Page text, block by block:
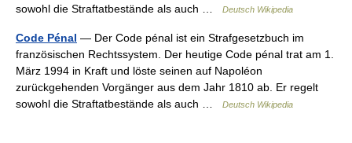
sowohl die Straftatbestände als auch …
Deutsch Wikipedia
Code Pénal — Der Code pénal ist ein Strafgesetzbuch im
französischen Rechtssystem. Der heutige Code pénal trat am 1.
März 1994 in Kraft und löste seinen auf Napoléon
zurückgehenden Vorgänger aus dem Jahr 1810 ab. Er regelt
sowohl die Straftatbestände als auch …
Deutsch Wikipedia